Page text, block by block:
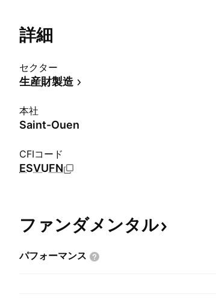
詳細
セクター
生産財製造
本社
Saint-Ouen
CFIコード
ESVUFN
ファンダメンタル
パフォーマンス